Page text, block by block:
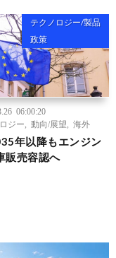
テクノロジー/製品
政策
06:00:20
ジー
動向/展望 海外
年以降もエンジン
販売容認へ